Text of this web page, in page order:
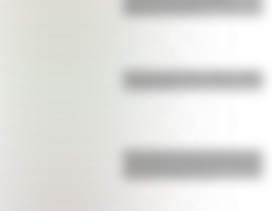
Parque Nacional San Guillermo: el